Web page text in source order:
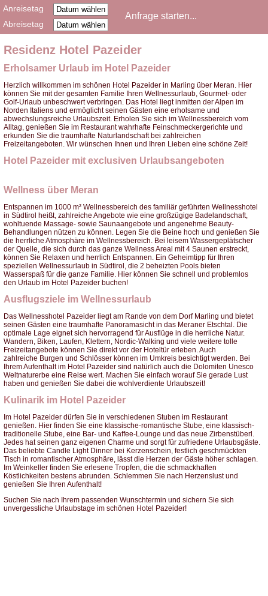
Anreisetag
Abreisetag
Residenz Hotel Pazeider
Erholsamer Urlaub im Hotel Pazeider
Herzlich willkommen im schönen Hotel Pazeider in Marling über Meran. Hier
können Sie mit der gesamten Familie Ihren Wellnessurlaub, Gourmet- oder
Golf-Urlaub unbeschwert verbringen. Das Hotel liegt inmitten der Alpen im
Norden Italiens und ermöglicht seinen Gästen eine erholsame und
abwechslungsreiche Urlaubszeit. Erholen Sie sich im Wellnessbereich vom
Alltag, genießen Sie im Restaurant wahrhafte Feinschmeckergerichte und
erkunden Sie die traumhafte Naturlandschaft bei zahlreichen
Freizeitangeboten. Wir wünschen Ihnen und Ihren Lieben eine schöne Zeit!
Hotel Pazeider mit exclusiven Urlaubsangeboten
Wellness über Meran
Entspannen im 1000 m² Wellnessbereich des familiär geführten Wellnesshotel
in Südtirol heißt, zahlreiche Angebote wie eine großzügige Badelandschaft,
wohltuende Massage- sowie Saunaangebote und angenehme Beauty-
Behandlungen nützen zu können. Legen Sie die Beine hoch und genießen Sie
die herrliche Atmosphäre im Wellnessbereich. Bei leisem Wassergeplätscher
der Quelle, die sich durch das ganze Wellness Areal mit 4 Saunen erstreckt,
können Sie Relaxen und herrlich Entspannen. Ein Geheimtipp für Ihren
speziellen Wellnessurlaub in Südtirol, die 2 beheizten Pools bieten
Wasserspaß für die ganze Familie. Hier können Sie schnell und problemlos
den Urlaub im Hotel Pazeider buchen!
Ausflugsziele im Wellnessurlaub
Das Wellnesshotel Pazeider liegt am Rande von dem Dorf Marling und bietet
seinen Gästen eine traumhafte Panoramasicht in das Meraner Etschtal. Die
optimale Lage eignet sich hervorragend für Ausflüge in die herrliche Natur.
Wandern, Biken, Laufen, Klettern, Nordic-Walking und viele weitere tolle
Freizeitangebote können Sie direkt vor der Hoteltür erleben. Auch
zahlreiche Burgen und Schlösser können im Umkreis besichtigt werden. Bei
Ihrem Aufenthalt im Hotel Pazeider sind natürlich auch die Dolomiten Unesco
Weltnaturerbe eine Reise wert. Machen Sie einfach worauf Sie gerade Lust
haben und genießen Sie dabei die wohlverdiente Urlaubszeit!
Kulinarik im Hotel Pazeider
Im Hotel Pazeider dürfen Sie in verschiedenen Stuben im Restaurant
genießen. Hier finden Sie eine klassische-romantische Stube, eine klassisch-
traditionelle Stube, eine Bar- und Kaffee-Lounge und das neue Zirbenstüberl.
Jedes hat seinen ganz eigenen Charme und sorgt für zufriedene Urlaubsgäste.
Das beliebte Candle Light Dinner bei Kerzenschein, festlich geschmückten
Tisch in romantischer Atmosphäre, lässt die Herzen der Gäste höher schlagen.
Im Weinkeller finden Sie erlesene Tropfen, die die schmackhaften
Köstlichkeiten bestens abrunden. Schlemmen Sie nach Herzenslust und
genießen Sie Ihren Aufenthalt!
Suchen Sie nach Ihrem passenden Wunschtermin und sichern Sie sich
unvergessliche Urlaubstage im schönen Hotel Pazeider!